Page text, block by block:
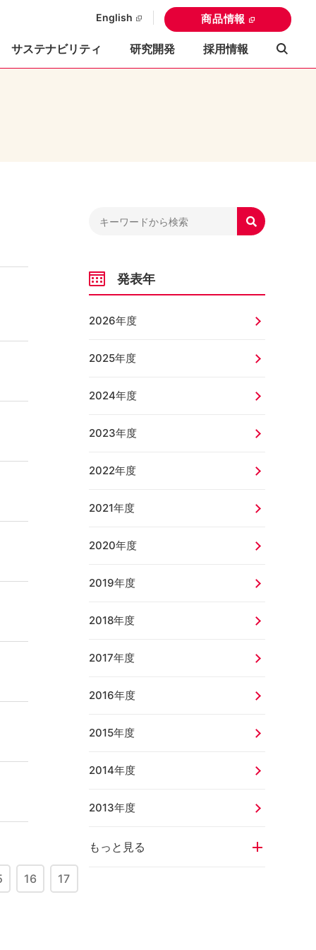
English 商品情報
サステナビリティ 研究開発 採用情報
16 17

発表年
2026年度
2025年度
2024年度
2023年度
2022年度
2021年度
2020年度
2019年度
2018年度
2017年度
2016年度
2015年度
2014年度
2013年度
もっと見る